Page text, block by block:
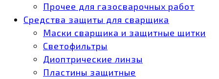
Прочее для газосварочных работ
Средства защиты для сварщика
Маски сварщика и защитные щитки
Светофильтры
Диоптрические линзы
Пластины защитные